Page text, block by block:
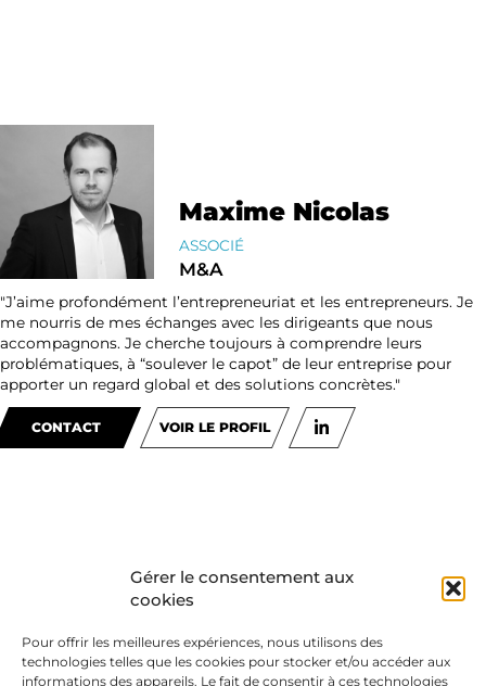
Gérer le consentement aux
cookies
Pour offrir les meilleures expériences, nous utilisons des
technologies telles que les cookies pour stocker et/ou accéder aux
informations des appareils. Le fait de consentir à ces technologies
Maxime Nicolas
ASSOCIÉ
M&A
"J’aime profondément l’entrepreneuriat et les entrepreneurs. Je
me nourris de mes échanges avec les dirigeants que nous
accompagnons. Je cherche toujours à comprendre leurs
problématiques, à “soulever le capot” de leur entreprise pour
apporter un regard global et des solutions concrètes."
CONTACT VOIR LE PROFIL